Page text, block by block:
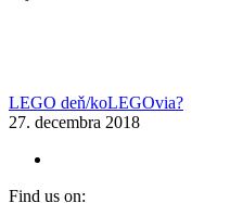
LEGO deň/koLEGOvia?
27. decembra 2018
Find us on: